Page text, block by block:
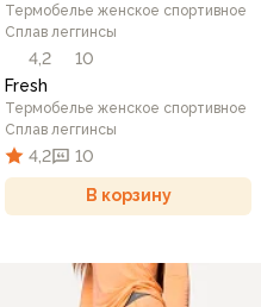
Термобелье женское спортивное
Сплав леггинсы
4,2
10
Fresh
Термобелье женское спортивное
Сплав леггинсы
4,2 10
В корзину